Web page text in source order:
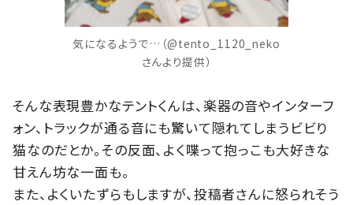
気になるようで…（@tento_1120_neko
さんより提供）
そんな表現豊かなテントくんは、楽器の音やインターフ
ォン、トラックが通る音にも驚いて隠れてしまうビビり
猫なのだとか。その反面、よく喋って抱っこも大好きな
甘えん坊な一面も。
また、よくいたずらもしますが、投稿者さんに怒られそう